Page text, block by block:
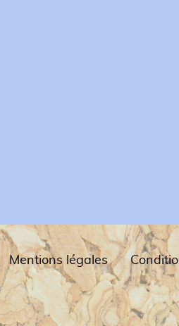
Mentions légales